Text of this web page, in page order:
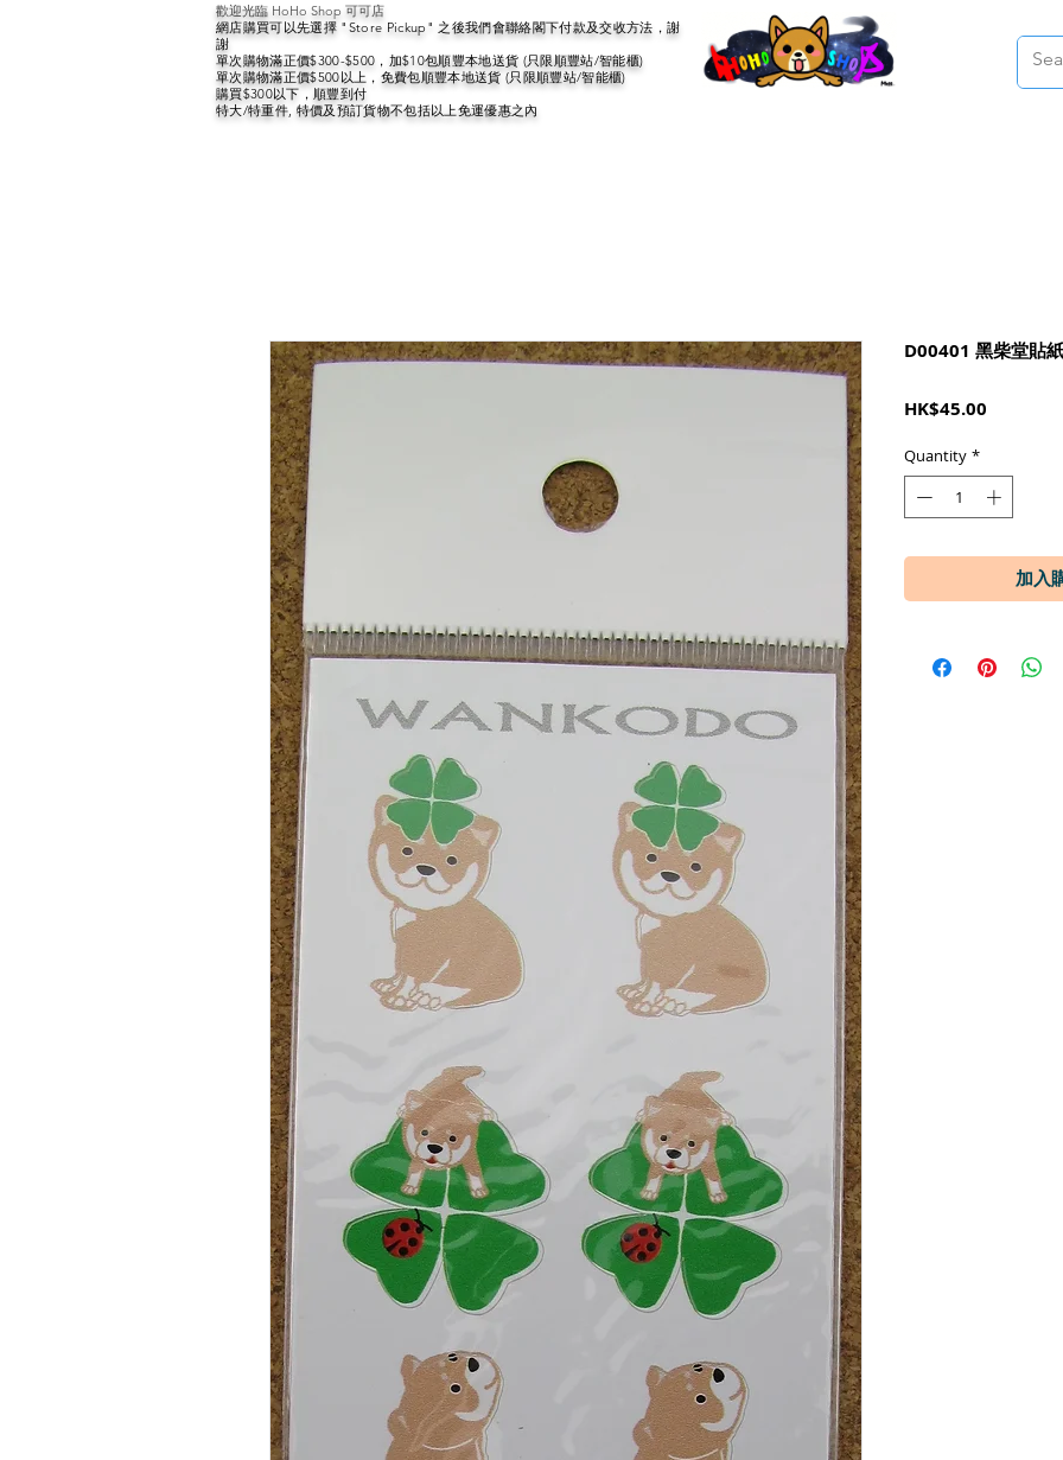
歡迎光臨 HoHo Shop 可可店
網店購買可以先選擇 "Store Pickup" 之後我們會聯絡閣下付款及交收方法，謝
謝
單次購物滿正價$300-$500，加$10包順豐本地送貨 (只限順豐站/智能櫃)
單次購物滿正價$500以上，免費包順豐本地送貨 (只限順豐站/智能櫃)
購買$300以下，順豐到付
特大/特重件, 特價及預訂貨物不包括以上免運優惠之內
D00401 黑柴堂貼
HK$45.00
Quantity *